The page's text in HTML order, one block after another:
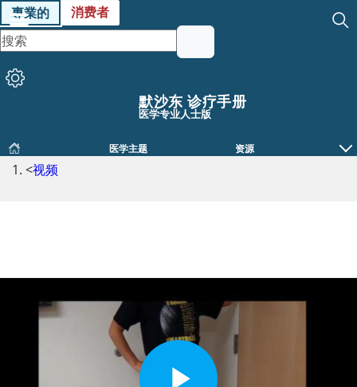
專業的 消费者
默沙东 诊疗手册
医学专业人士版
医学主题 资源
<视频